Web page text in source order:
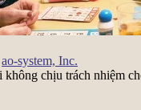
ao-system, Inc.
chịu trách nhiệm